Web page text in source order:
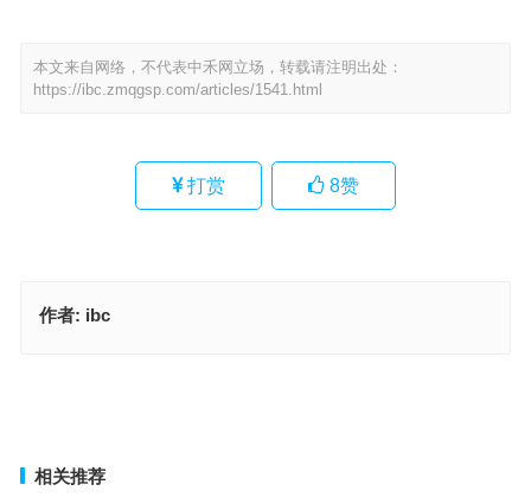
本文来自网络，不代表中禾网立场，转载请注明出处：
https://ibc.zmqgsp.com/articles/1541.html
打赏 8赞
作者: ibc
相关推荐